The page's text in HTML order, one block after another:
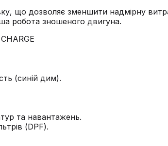
що дозволяє зменшити надмірну
робота зношеного двигуна.
(синій дим).
та навантажень.
(DPF).